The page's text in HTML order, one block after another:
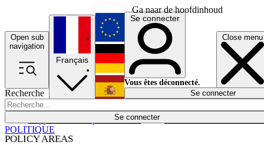
Ga naar de hoofdinhoud
Open sub
navigation
Close menu
Recherche
Se connecter
POLICY AREAS
Économie
Français
English
Deutsch
Español
Se connecter
Vous êtes déconnecté.
Se connecter
POLITIQUE